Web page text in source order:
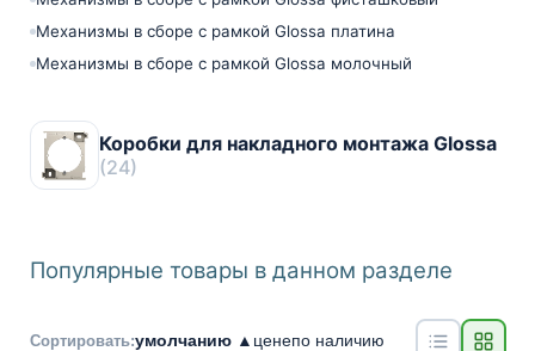
Механизмы в сборе с рамкой Glossa платина
Механизмы в сборе с рамкой Glossa молочный
Коробки для накладного монтажа Glossa
(24)
Популярные товары в данном разделе
Сортировать:умолчанию ▲ ценепо наличию